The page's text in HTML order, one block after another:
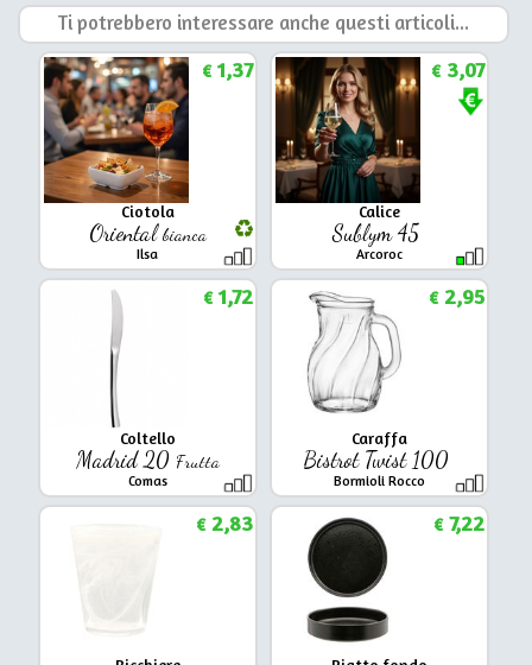
Ti potrebbero interessare anche questi articoli...
Ciotola
Orientalbianca
Ilsa
€1,37
Calice
Sublym 45
Arcoroc
€3,07
Coltello
Madrid 20 Frutta
Comas
€1,72
Caraffa
Bistrot Twist 100
Bormioli Rocco
€2,95
€2,83 €7,22